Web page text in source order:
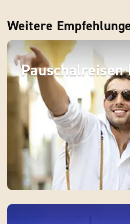
Weitere
Pauschalreisen